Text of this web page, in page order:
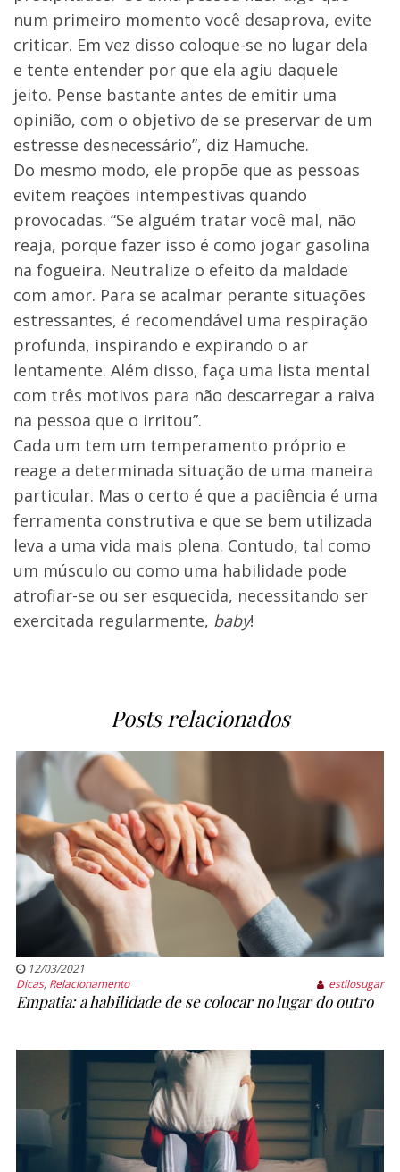
num primeiro momento você desaprova, evite
criticar. Em vez disso coloque-se no lugar dela
e tente entender por que ela agiu daquele
jeito. Pense bastante antes de emitir uma
opinião, com o objetivo de se preservar de um
estresse desnecessário”, diz Hamuche.
Do mesmo modo, ele propõe que as pessoas
evitem reações intempestivas quando
provocadas. “Se alguém tratar você mal, não
reaja, porque fazer isso é como jogar gasolina
na fogueira. Neutralize o efeito da maldade
com amor. Para se acalmar perante situações
estressantes, é recomendável uma respiração
profunda, inspirando e expirando o ar
lentamente. Além disso, faça uma lista mental
com três motivos para não descarregar a raiva
na pessoa que o irritou”.
Cada um tem um temperamento próprio e
reage a determinada situação de uma maneira
particular. Mas o certo é que a paciência é uma
ferramenta construtiva e que se bem utilizada
leva a uma vida mais plena. Contudo, tal como
um músculo ou como uma habilidade pode
atrofiar-se ou ser esquecida, necessitando ser
exercitada regularmente, baby!
Posts relacionados
12/03/2021
Dicas, Relacionamento estilosugar
Empatia: a habilidade de se colocar no lugar do outro